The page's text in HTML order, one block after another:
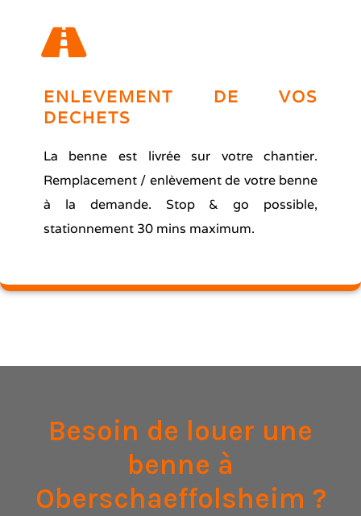
ENLEVEMENT DE VOS
DECHETS
La benne est livrée sur votre chantier.
Remplacement / enlèvement de votre benne
à la demande. Stop & go possible,
stationnement 30 mins maximum.
Besoin de louer une
benne à
Oberschaeffolsheim ?